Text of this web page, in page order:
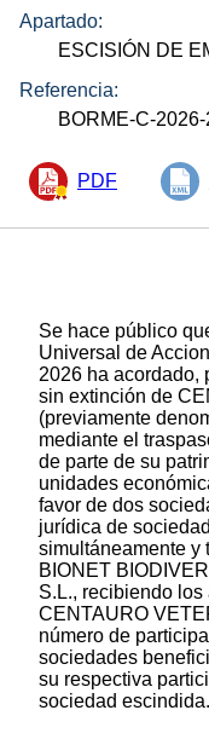
Apartado:
ESCISIÓN DE
Referencia:
BORME-C-
PDF
Se hace público
Universal de
2026 ha acordado,
sin extinción de
(previamente
mediante el
de parte de su
unidades
favor de dos
jurídica de
simultáneamente y
BIONET
S.L., recibiendo
CENTAURO
número de
sociedades
su respectiva
sociedad escindida.